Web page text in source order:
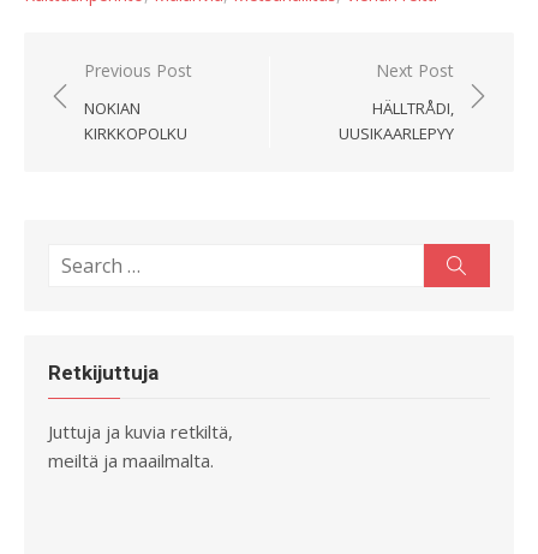
Artikkelien
selaus
Previous Post
NOKIAN
KIRKKOPOLKU
Next Post
HÄLLTRÅDI,
UUSIKAARLEPYY
Search
Retkijuttuja
Juttuja ja kuvia retkiltä,
meiltä ja maailmalta.